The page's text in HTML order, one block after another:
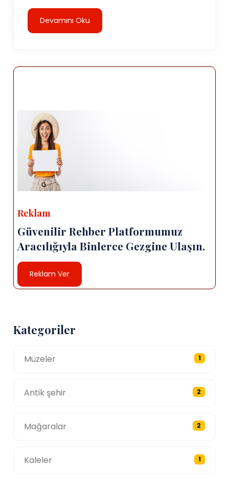
Devamını Oku
Reklam
Güvenilir Rehber Platformumuz
Aracılığıyla Binlerce Gezgine Ulaşın.
Reklam Ver
Kategoriler
Müzeler 1
Antik şehir 2
Mağaralar 2
Kaleler 1